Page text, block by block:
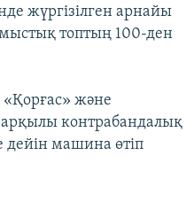
жүргізілген арнайы
топтың 100-ден
және
арқылы контрабандалық
дейін машина өтіп